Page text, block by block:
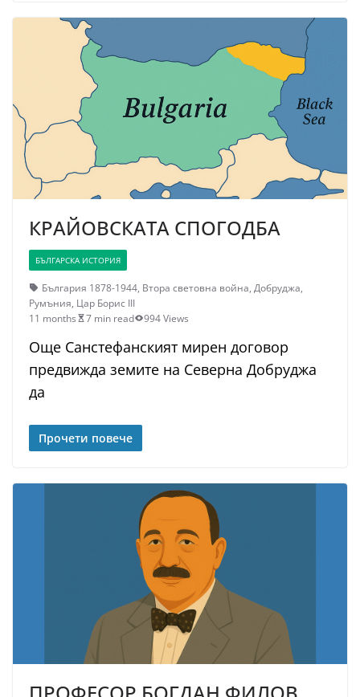
КРАЙОВСКАТА СПОГОДБА
БЪЛГАРСКА ИСТОРИЯ
България 1878-1944, Втора световна война, Добруджа,
Румъния, Цар Борис III
11 months
7 min read 994 Views
Още Санстефанският мирен договор
предвижда земите на Северна Добруджа
да
Прочети повече